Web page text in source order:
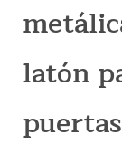
latón